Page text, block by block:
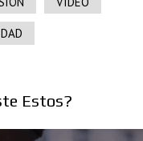
Estos?